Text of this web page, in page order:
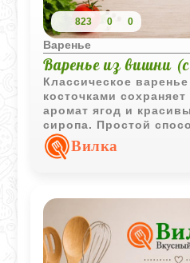
823 0 0
Варенье
Варенье из вишни
Классическое
косточками
аромат ягод и
сиропа. Простой
позволяет получить
заготовку.
Вилка